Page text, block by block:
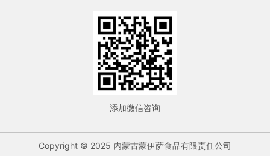
添加微信咨询
Copyright © 2025 内蒙古蒙伊萨食品有限责任公司